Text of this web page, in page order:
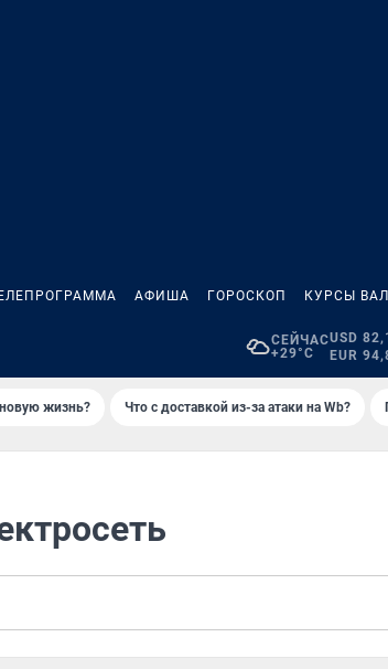
АФИША ГОРОСКОП КУРСЫ
СЕЙЧАС
+29°C
USD
EUR
новую жизнь? Что с доставкой из-за атаки на Wb?